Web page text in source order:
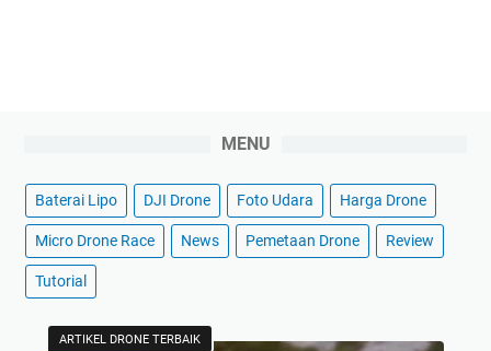
MENU
Baterai Lipo DJI Drone Foto Udara Harga Drone
Micro Drone Race News Pemetaan Drone Review
Tutorial
ARTIKEL DRONE TERBAIK